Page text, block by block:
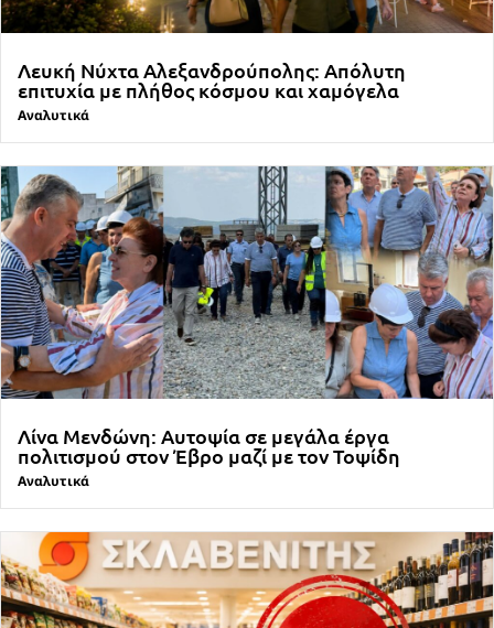
Λευκή Νύχτα Αλεξανδρούπολης: Απόλυτη
επιτυχία με πλήθος κόσμου και χαμόγελα
Αναλυτικά
Λίνα Μενδώνη: Αυτοψία σε μεγάλα έργα
πολιτισμού στον Έβρο μαζί με τον Τοψίδη
Αναλυτικά